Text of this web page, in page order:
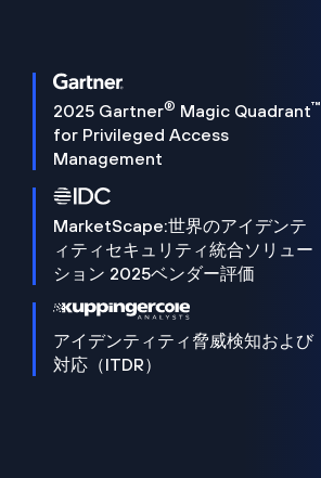
2025 Gartner® Magic Quadrant™
for Privileged Access
Management
MarketScape:世界のアイデンテ
ィティセキュリティ統合ソリュー
ション 2025ベンダー評価
アイデンティティ脅威検知および
対応（ITDR）